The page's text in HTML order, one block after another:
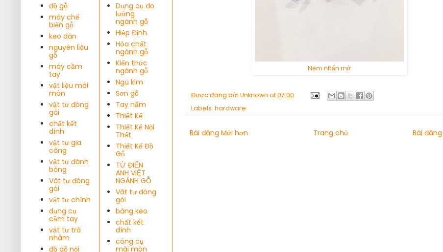
Nêm nhấn mở
Được đăng bởi Unknown at07:00
Labels: hardware
Bài đăng Mới hơn Bài
Trang chủ
đồ gỗ
máy chế
biến gỗ
keo dán
nguyên liệu
gỗ
máy cầm
tay
vật liệu mài
mòn
vật tư đóng
gói
chất kết
dính
vật tư gia
công
vật tư đánh
bóng
Vât tư đóng
gói
vật tư chính
dụng cụ
cầm tay
vật tư trà
nhám
đồ gỗ nội
Dụng cụ đo
lường
ngành gỗ
Hiệp Định
Hóa chất
ngành gỗ
Kiến thức
ngành gỗ
Ngũ kim
Sơn gỗ
Tay nắm
Thiết Kế
Thiết Kế Nội
Thất
Thiết Kế Đồ
Gỗ
TỬ ĐIỂN
ANH VIỆT
NGÀNH GỖ
Vât tư đóng
gói
băng keo
chất kết
dính
công cụ
mài mòn